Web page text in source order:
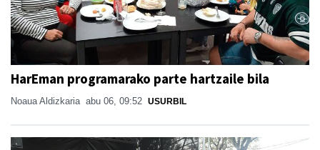
HarEman programarako parte hartzaile bila
Noaua Aldizkaria abu 06, 09:52 USURBIL